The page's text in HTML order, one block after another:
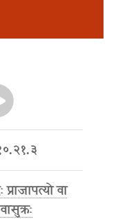
प्राजापत्यो वा